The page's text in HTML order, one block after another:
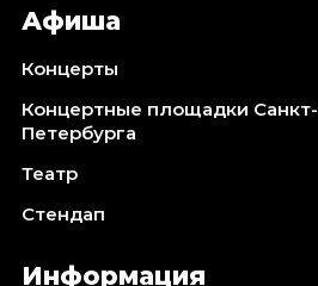
Афиша
Концерты
Концертные площадки Санкт-
Петербурга
Театр
Стендап
Информация